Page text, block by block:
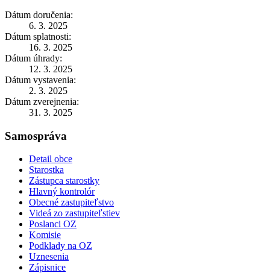
Dátum doručenia:
6. 3. 2025
Dátum splatnosti:
16. 3. 2025
Dátum úhrady:
12. 3. 2025
Dátum vystavenia:
2. 3. 2025
Dátum zverejnenia:
31. 3. 2025
Samospráva
Detail obce
Starostka
Zástupca starostky
Hlavný kontrolór
Obecné zastupiteľstvo
Videá zo zastupiteľstiev
Poslanci OZ
Komisie
Podklady na OZ
Uznesenia
Zápisnice